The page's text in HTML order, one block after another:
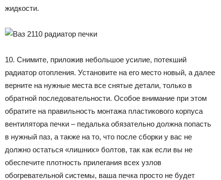
жидкости.
10. Снимите, приложив небольшое усилие, потекший
радиатор отопления. Установите на его место новый, а далее
верните на нужные места все снятые детали, только в
обратной последовательности. Особое внимание при этом
обратите на правильность монтажа пластикового корпуса
вентилятора печки – педалька обязательно должна попасть
в нужный паз, а также на то, что после сборки у вас не
должно остаться «лишних» болтов, так как если вы не
обеспечите плотность прилегания всех узлов
обогревательной системы, ваша печка просто не будет